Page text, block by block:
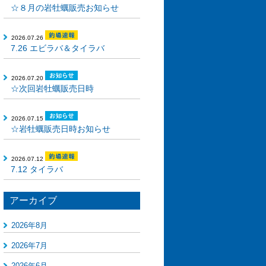
☆８月の岩牡蠣販売お知らせ
2026.07.26
7.26 エビラバ＆タイラバ
2026.07.20
☆次回岩牡蠣販売日時
2026.07.15
☆岩牡蠣販売日時お知らせ
2026.07.12
7.12 タイラバ
アーカイブ
2026年8月
2026年7月